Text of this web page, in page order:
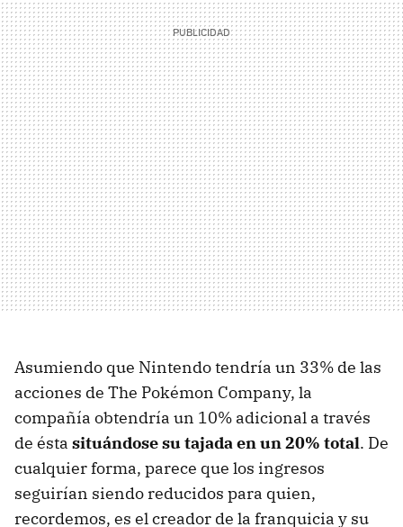
Asumiendo que Nintendo tendría un 33% de las
acciones de The Pokémon Company, la
compañía obtendría un 10% adicional a través
de ésta situándose su tajada en un 20% total. De
cualquier forma, parece que los ingresos
seguirían siendo reducidos para quien,
recordemos, es el creador de la franquicia y su